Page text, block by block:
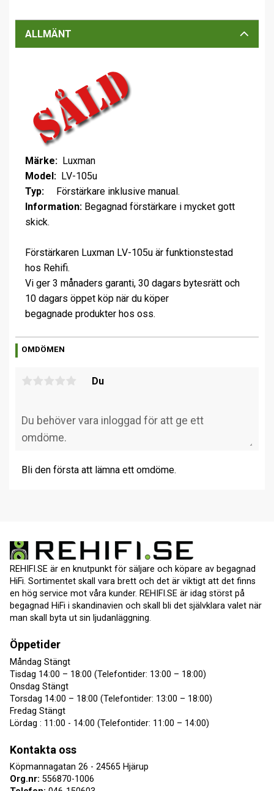
ALLMÄNT
Märke: Luxman
Model: LV-105u
Typ:
Förstärkare inklusive manual.
Information: Begagnad förstärkare i mycket gott
skick.
Förstärkaren Luxman LV-105u är funktionstestad
hos Rehifi.
Vi ger 3 månaders garanti, 30 dagars bytesrätt och
10 dagars öppet köp när du köper
begagnade produkter hos oss.
OMDÖMEN
Du
Bli den första att lämna ett omdöme.
REHIFI.SE är en knutpunkt för säljare och köpare av begagnad
HiFi. Sortimentet skall vara brett och det är viktigt att det finns
en hög service mot våra kunder. REHIFI.SE är idag störst på
begagnad HiFi i skandinavien och skall bli det självklara valet när
man skall byta ut sin ljudanläggning.
Öppetider
Måndag Stängt
Tisdag 14:00 – 18:00 (Telefontider: 13:00 – 18:00)
Onsdag Stängt
Torsdag 14:00 – 18:00 (Telefontider: 13:00 – 18:00)
Fredag Stängt
Lördag : 11:00 - 14:00 (Telefontider: 11:00 – 14:00)
Kontakta oss
Köpmannagatan 26 - 24565 Hjärup
Org.nr: 556870-1006